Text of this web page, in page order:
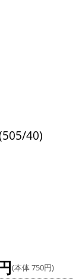
40)
(本体 750円)